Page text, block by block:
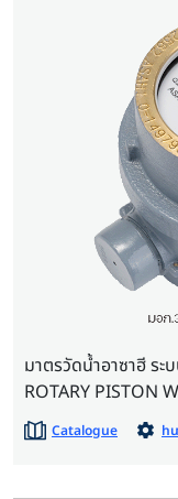
มาตรวัดน้ำอาซาฮี ร
ROTARY PISTON
Catalogue